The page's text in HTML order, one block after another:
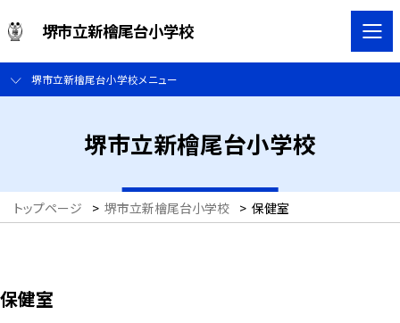
堺市立新檜尾台小学校
堺市立新檜尾台小学校メニュー
堺市立新檜尾台小学校
トップページ > 堺市立新檜尾台小学校 > 保健室
保健室